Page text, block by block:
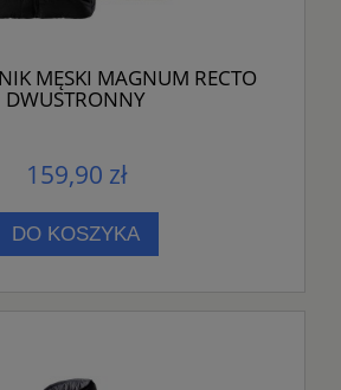
MĘSKI MAGNUM RECTO
DWUSTRONNY
159,90 zł
DO KOSZYKA